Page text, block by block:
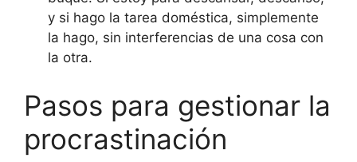
y si hago la tarea doméstica, simplemente
la hago, sin interferencias de una cosa con
la otra.
Pasos para gestionar la
procrastinación